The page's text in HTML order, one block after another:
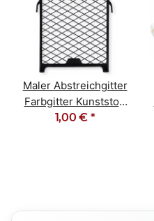
Maler Abstreichgitter
Farbgitter Kunststoff
27cm x 29cm
1,00 € *